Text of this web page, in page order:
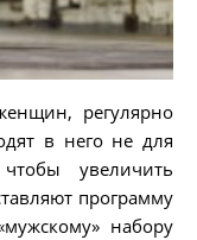
регулярно
в него не для
увеличить
программу
набору